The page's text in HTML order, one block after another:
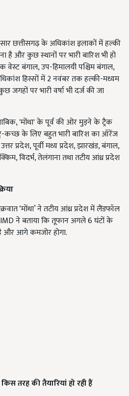
छत्तीसगढ़ के अधिकांश इलाकों में हल्की
है और कुछ स्थानों पर भारी बारिश भी हो
बंगाल, उप-हिमालयी पश्चिम बंगाल,
हिस्सों में 2 नवंबर तक हल्की-मध्यम
जगहों पर भारी वर्षा भी दर्ज की जा
'मोंथा' के पूर्व की ओर मुड़ने के ट्रैक
कच्छ के लिए बहुत भारी बारिश का ऑरेंज
प्रदेश, पूर्वी मध्य प्रदेश, झारखंड, बंगाल,
विदर्भ, तेलंगाना तथा तटीय आंध्र प्रदेश
‘मोंथा’ ने तटीय आंध्र प्रदेश में लैंडफॉल
IMD ने बताया कि तूफान अगले 6 घंटों के
और आगे कमजोर होगा.
तरह की तैयारियां हो रही हैं